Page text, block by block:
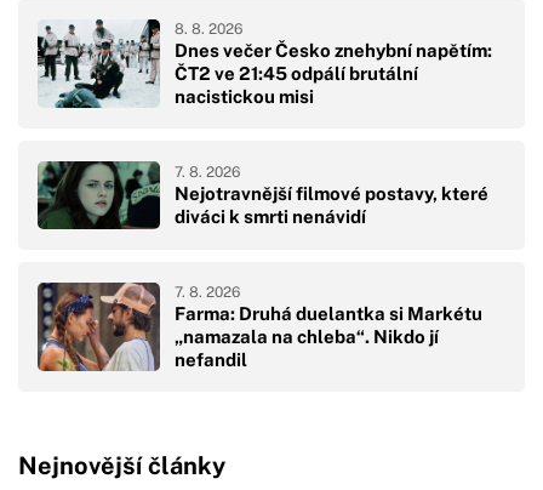
Dnes večer Česko znehybní napětím:
ČT2 ve 21:45 odpálí brutální
nacistickou misi
8. 8. 2026
Nejotravnější filmové postavy, které
diváci k smrti nenávidí
7. 8. 2026
Farma: Druhá duelantka si Markétu
„namazala na chleba“. Nikdo jí
nefandil
7. 8. 2026
Nejnovější články